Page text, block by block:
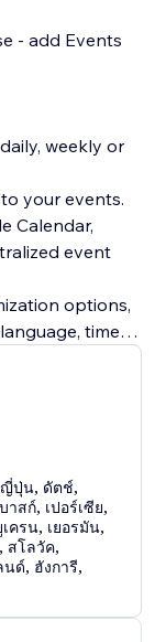
- add Events
weekly or
your events.
Calendar,
event
options,
time
Cards
event
approve
for all
or show
ญี่ปุ่น, ดัตช์,
บาสก์, เปอร์เซีย,
เครน, เยอรมัน,
, สโลวัค,
นด์, ฮังการี,